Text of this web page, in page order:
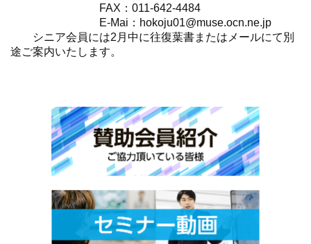
FAX：011-642-4484
E-Mai：hokoju01@muse.ocn.ne.jp
シニア会員には2月中に往復葉書またはメールにて別
途ご案内いたします。